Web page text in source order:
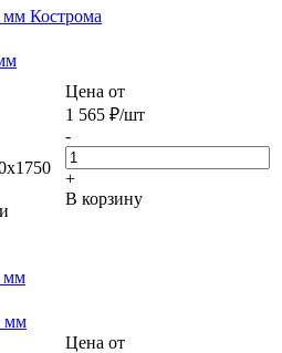
Кострома
Цена от
1 565 ₽/шт
-
+
В корзину
мм
мм
Цена от